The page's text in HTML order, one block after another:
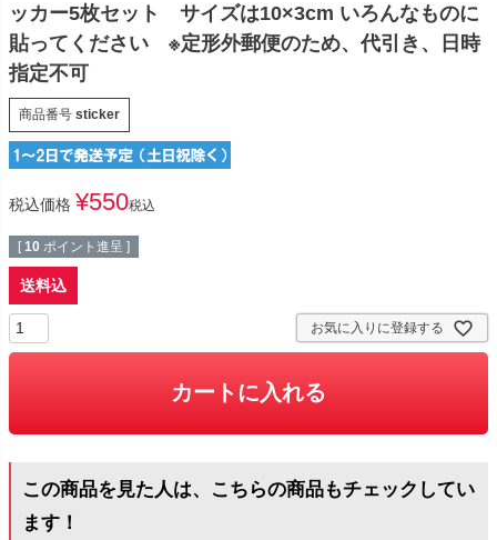
ッカー5枚セット サイズは10×3cm いろんなものに
貼ってください ※定形外郵便のため、代引き、日時
指定不可
商品番号 sticker
税込価格 ¥550税込
[ 10 ポイント進呈 ]
送料込
お気に入りに登録する
カートに入れる
この商品を見た人は、こちらの商品もチェックしてい
ます！